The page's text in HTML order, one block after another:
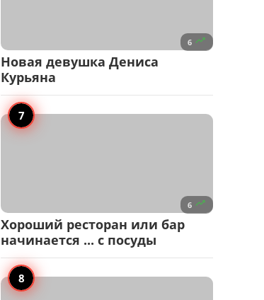
6 
Новая девушка Дениса
Курьяна
6 
Хороший ресторан или бар
начинается ... с посуды